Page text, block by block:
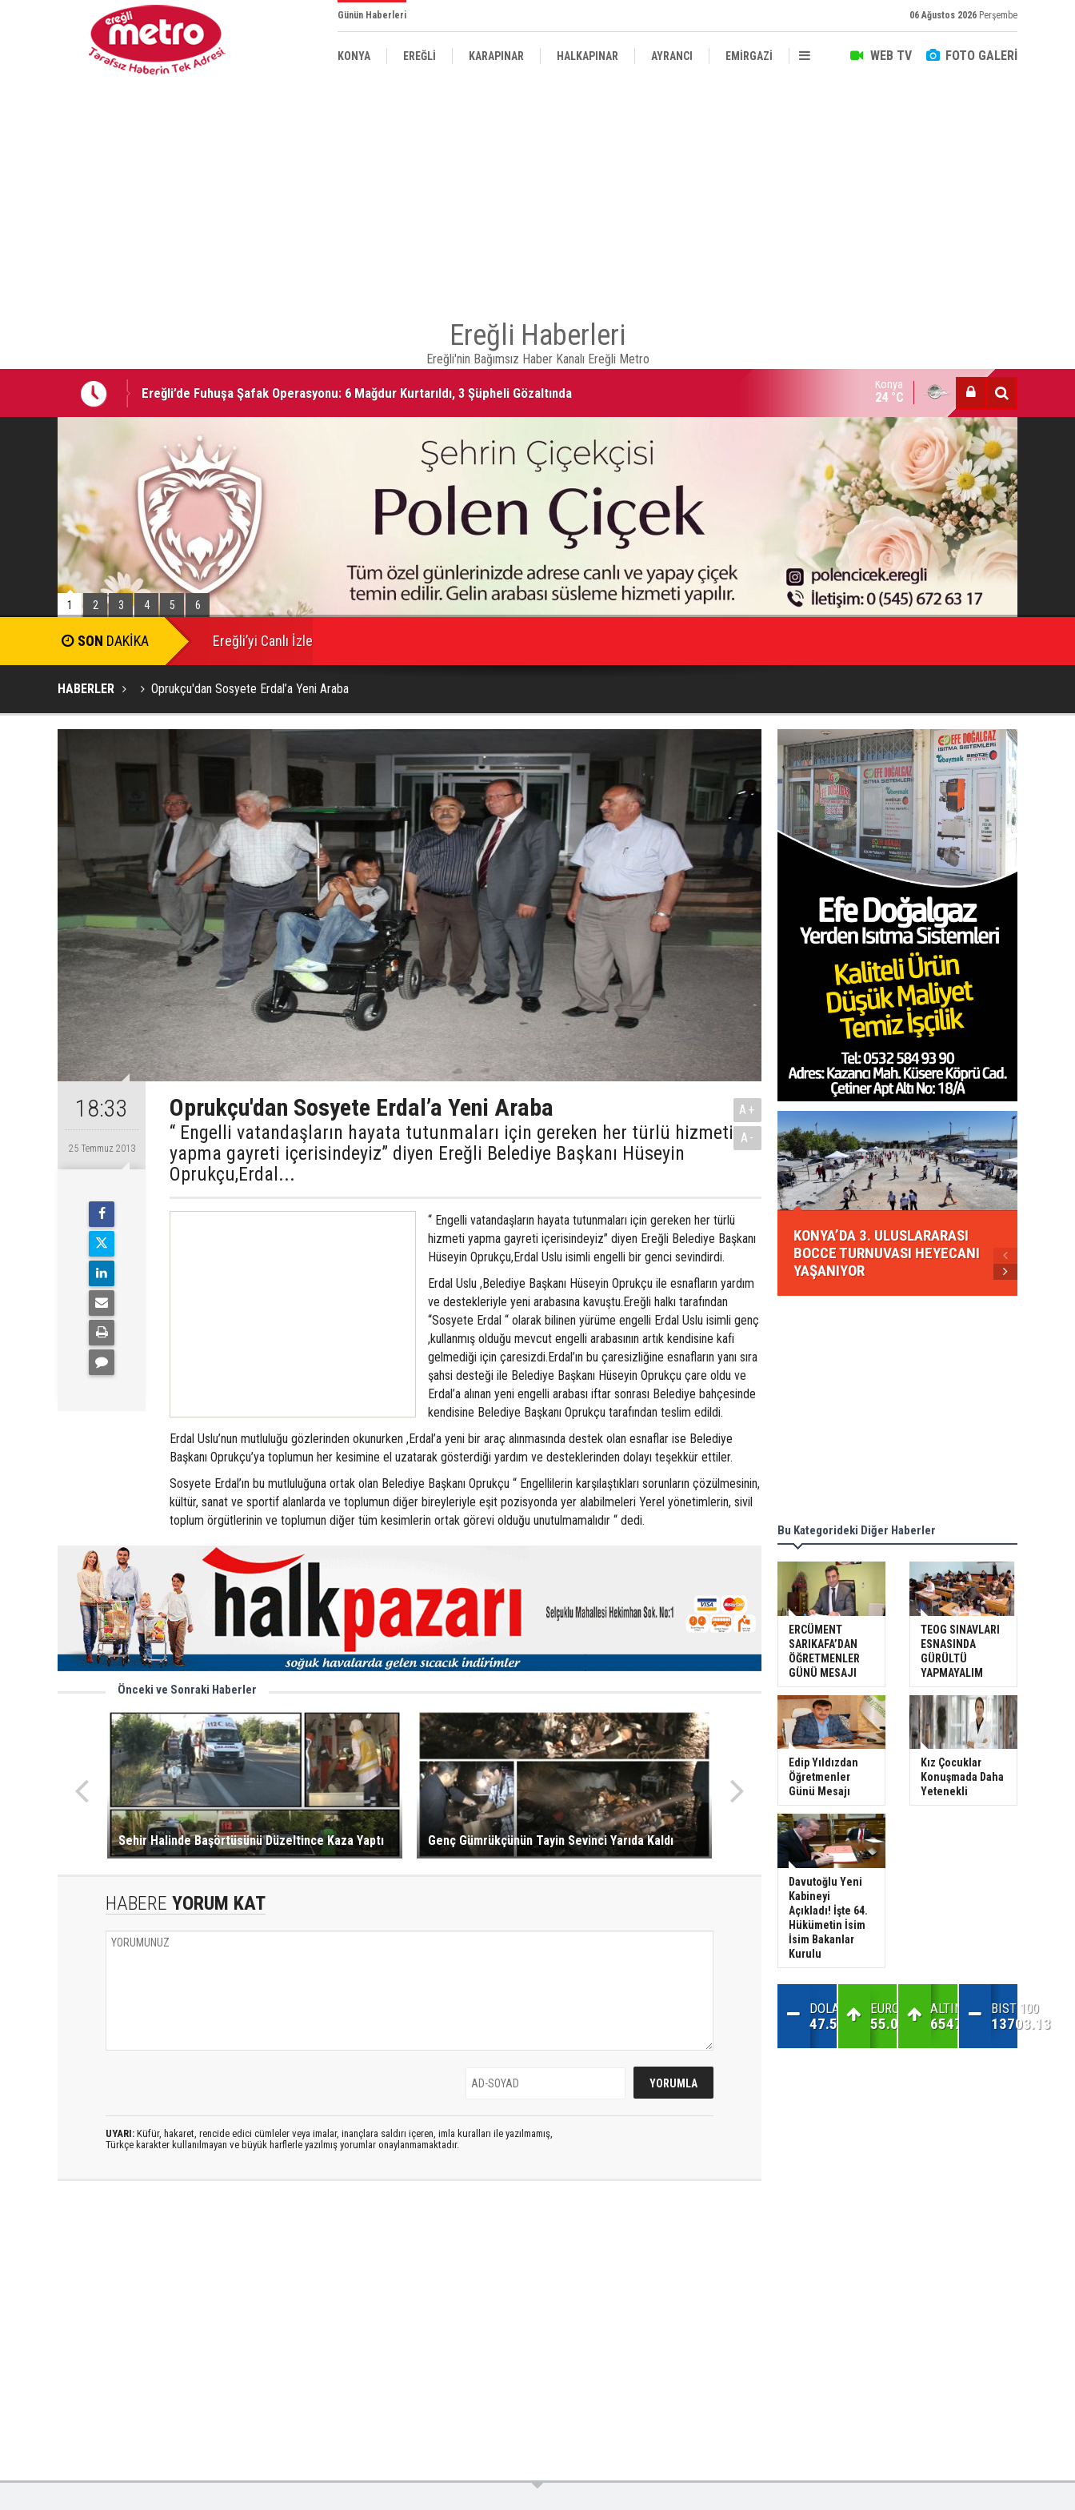
Günün Haberleri 06 Ağustos 2026 Perşembe
WEB TV FOTO GALERİ
KONYA EREĞLİ KARAPINAR HALKAPINAR AYRANCI EMİRGAZİ
Ereğli Haberleri
Ereğli'nin Bağımsız Haber Kanalı Ereğli Metro
Ereğli’de Fuhuşa Şafak Operasyonu: 6 Mağdur Kurtarıldı, 3 Şüpheli Gözaltında
05 AĞUSTOS 2026 Tarihinde Ereğli’de Vefat Edenler
ŞAHESTE HOTAMIŞ VEFAT ETTİ
Konya
24 °C
1 2 3 4 5 6
Ereğli’yi Canlı İzle
HABERLER Oprukçu'dan Sosyete Erdal’a Yeni Araba
18:33
25 Temmuz 2013
Oprukçu'dan Sosyete Erdal’a Yeni Araba
“ Engelli vatandaşların hayata tutunmaları için gereken her türlü hizmeti
yapma gayreti içerisindeyiz” diyen Ereğli Belediye Başkanı Hüseyin
Oprukçu,Erdal...
A+
A-
“ Engelli vatandaşların hayata tutunmaları için gereken her türlü
hizmeti yapma gayreti içerisindeyiz” diyen Ereğli Belediye Başkanı
Hüseyin Oprukçu,Erdal Uslu isimli engelli bir genci sevindirdi.
Erdal Uslu ,Belediye Başkanı Hüseyin Oprukçu ile esnafların yardım
ve destekleriyle yeni arabasına kavuştu.Ereğli halkı tarafından
“Sosyete Erdal “ olarak bilinen yürüme engelli Erdal Uslu isimli genç
,kullanmış olduğu mevcut engelli arabasının artık kendisine kafi
gelmediği için çaresizdi.Erdal’ın bu çaresizliğine esnafların yanı sıra
şahsi desteği ile Belediye Başkanı Hüseyin Oprukçu çare oldu ve
Erdal’a alınan yeni engelli arabası iftar sonrası Belediye bahçesinde
kendisine Belediye Başkanı Oprukçu tarafından teslim edildi.
Erdal Uslu’nun mutluluğu gözlerinden okunurken ,Erdal’a yeni bir araç alınmasında destek olan esnaflar ise Belediye
Başkanı Oprukçu’ya toplumun her kesimine el uzatarak gösterdiği yardım ve desteklerinden dolayı teşekkür ettiler.
Sosyete Erdal’ın bu mutluluğuna ortak olan Belediye Başkanı Oprukçu “ Engellilerin karşılaştıkları sorunların çözülmesinin,
kültür, sanat ve sportif alanlarda ve toplumun diğer bireyleriyle eşit pozisyonda yer alabilmeleri Yerel yönetimlerin, sivil
toplum örgütlerinin ve toplumun diğer tüm kesimlerin ortak görevi olduğu unutulmamalıdır “ dedi.
Önceki ve Sonraki Haberler
Sehir Halinde Başörtüsünü Düzeltince Kaza Yaptı Genç Gümrükçünün Tayin Sevinci Yarıda Kaldı
HABERE YORUM KAT
UYARI: Küfür, hakaret, rencide edici cümleler veya imalar, inançlara saldırı içeren, imla kuralları ile yazılmamış,
Türkçe karakter kullanılmayan ve büyük harflerle yazılmış yorumlar onaylanmamaktadır.
KONYA’DA 3. ULUSLARARASI
BOCCE TURNUVASI HEYECANI
YAŞANIYOR
Bu Kategorideki Diğer Haberler
ERCÜMENT
SARIKAFA’DAN
ÖĞRETMENLER
GÜNÜ MESAJI
TEOG SINAVLARI
ESNASINDA
GÜRÜLTÜ
YAPMAYALIM
Edip Yıldızdan
Öğretmenler
Günü Mesajı
Kız Çocuklar
Konuşmada Daha
Yetenekli
Davutoğlu Yeni
Kabineyi
Açıkladı! İşte 64.
Hükümetin İsim
İsim Bakanlar
Kurulu
DOLAR
47.56
EURO
55.07
ALTIN
6547.02
BIST 100
13703.13